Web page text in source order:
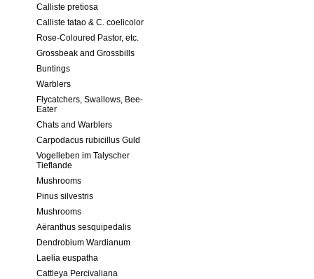
Calliste pretiosa
Calliste tatao & C. coelicolor
Rose-Coloured Pastor, etc.
Grossbeak and Grossbills
Buntings
Warblers
Flycatchers, Swallows, Bee-
Eater
Chats and Warblers
Carpodacus rubicillus Guld
Vogelleben im Talyscher
Tieflande
Mushrooms
Pinus silvestris
Mushrooms
Aёranthus sesquipedalis
Dendrobium Wardianum
Laelia euspatha
Cattleya Percivaliana